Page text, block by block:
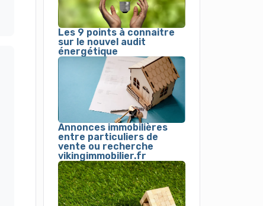
Les 9 points à connaitre
sur le nouvel audit
énergétique
Annonces immobilières
entre particuliers de
vente ou recherche
vikingimmobilier.fr